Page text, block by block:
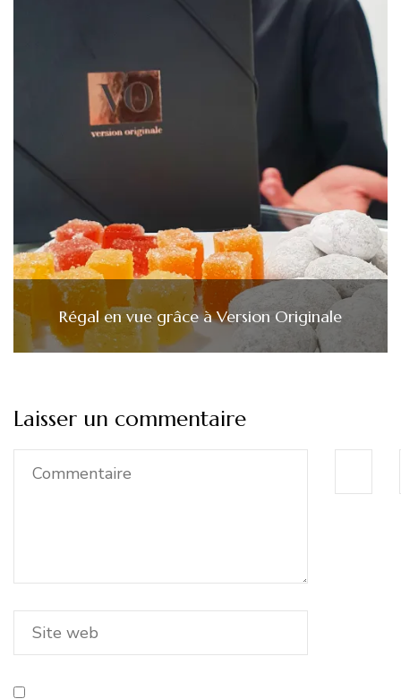
Régal en vue grâce à Version Originale
Laisser un commentaire